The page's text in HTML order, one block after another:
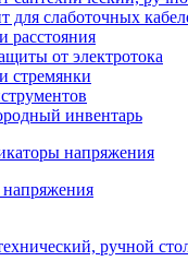
для слаботочных
расстояния
от электротока
стремянки
инвентарь
напряжения
ручной